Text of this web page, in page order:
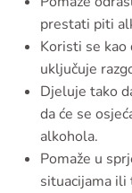
prestati piti
Koristi se kao
uključuje
Djeluje tako
da će se
alkohola.
Pomaže u
situacijama